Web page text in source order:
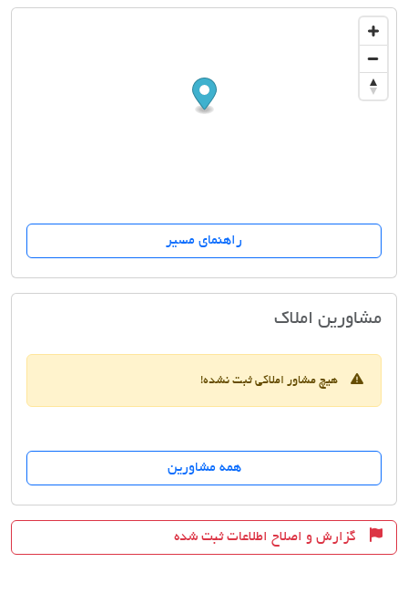
راهنمای مسیر
مشاورین املاکمشاوراملاک 2002
هیچ مشاور املاکی ثبت نشده!
همه مشاورین
گزارش و اصلاح اطلاعات ثبت شده